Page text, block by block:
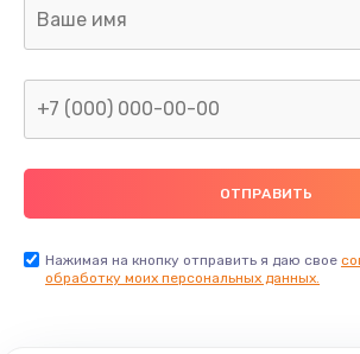
Нажимая на кнопку отправить я даю свое
обработку моих персональных данных.